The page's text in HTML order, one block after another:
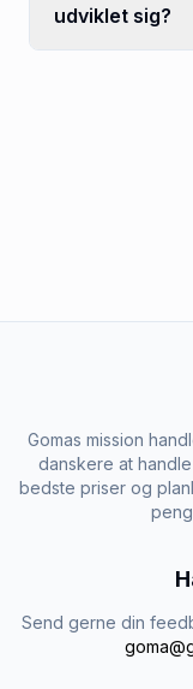
udviklet sig?
Gomas mission
danskere at
bedste priser og
Send gerne din